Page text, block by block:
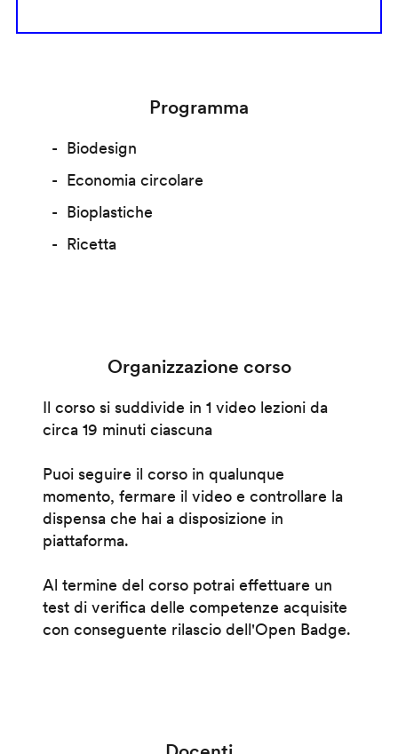
Programma
Biodesign
Economia circolare
Bioplastiche
Ricetta
Organizzazione corso
Il corso si suddivide in 1 video lezioni da
circa 19 minuti ciascuna
Puoi seguire il corso in qualunque
momento, fermare il video e controllare la
dispensa che hai a disposizione in
piattaforma.
Al termine del corso potrai effettuare un
test di verifica delle competenze acquisite
con conseguente rilascio dell'Open Badge.